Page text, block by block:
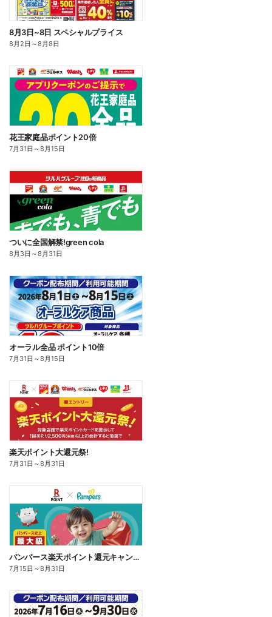
8月3日~8日 スペシャルプライス
8月2日 ～8月8日
花王家庭品ポイント20倍
7月31日 ～8月15日
ついに全国解禁!green cola
8月3日 ～8月31日
オーラル全品 ポイント10倍
7月31日 ～8月15日
楽天ポイント大還元祭!
7月31日 ～8月31日
パンパース楽天ポイント還元キャンペーン
7月15日 ～8月31日